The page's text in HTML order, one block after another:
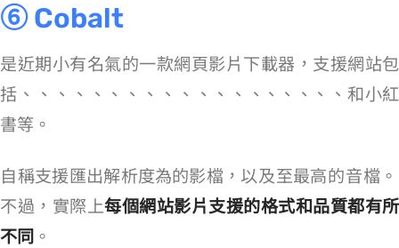
⑥ Cobalt
是近期小有名氣的一款網頁影片下載器，支援網站包
括 Bilibili、Bluesky、Dailymotion、FB、IG、Loom、OK、Pinterest、Newgrounds、Reddit、Rutube、Snapchar、SoundCloud、Streamable、TikTok、Tumblr、Twitch、Twitter、Vimeo、VK 和小紅
書等。
Cobalt 自稱支援匯出解析度為 8K/4K/2K/1080p/360p 的 MP4/MKV/WebM 影檔，以及 8kbps 至最高 320kbps 的 MP3/OGG 音檔。
不過，實際上每個網站影片支援的格式和品質都有所
不同 。